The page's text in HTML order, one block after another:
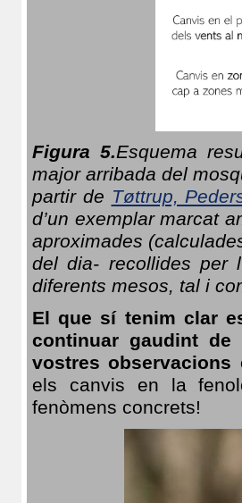
Figura 5.Esquema
major arribada del
partir de Tøttrup,
d’un exemplar marcat
aproximades
del dia- recollides per
diferents mesos, tal i
El que sí tenim clar
continuar gaudint
vostres
els canvis en la
fenòmens concrets!